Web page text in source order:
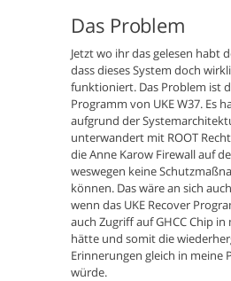
Das Problem
Jetzt wo ihr das gelesen habt
dass dieses System doch
funktioniert. Das Problem ist
Programm von UKE W37. Es
aufgrund der
unterwandert mit ROOT
die Anne Karow Firewall auf
weswegen keine
können. Das wäre an sich
wenn das UKE Recover
auch Zugriff auf GHCC Chip
hätte und somit die
Erinnerungen gleich in meine
würde.